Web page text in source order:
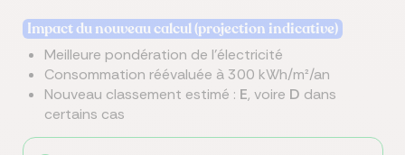
Impact du nouveau calcul (projection indicative)
Meilleure pondération de l’électricité
Consommation réévaluée à 300 kWh/m²/an
Nouveau classement estimé : E, voire D dans
certains cas